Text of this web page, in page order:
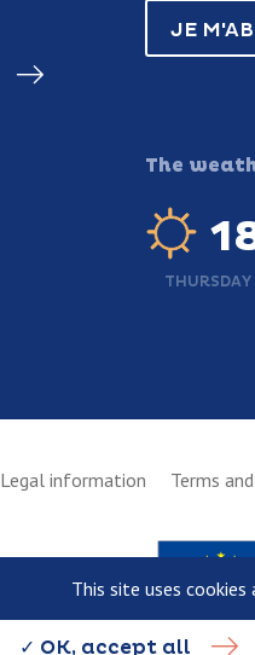
JE
The
Legal information Terms
This site uses
OK, accept all